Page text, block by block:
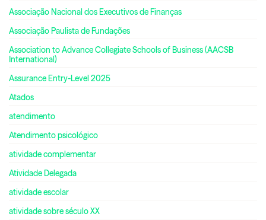
Associação Nacional dos Executivos de Finanças
Associação Paulista de Fundações
Association to Advance Collegiate Schools of Business (AACSB
International)
Assurance Entry-Level 2025
Atados
atendimento
Atendimento psicológico
atividade complementar
Atividade Delegada
atividade escolar
atividade sobre século XX